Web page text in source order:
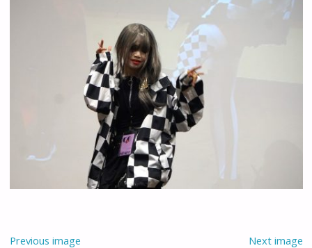
Previous image Next image